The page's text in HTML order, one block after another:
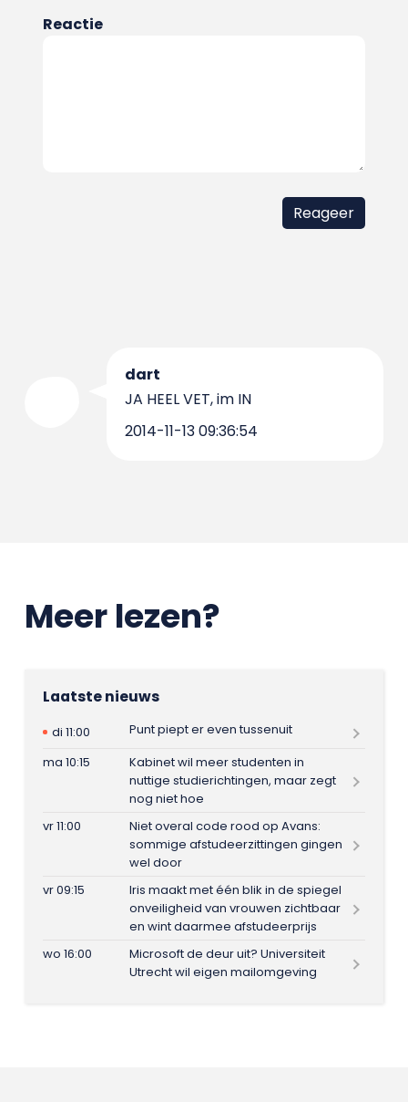
Reactie
dart
JA HEEL VET, im IN
2014-11-13 09:36:54
Meer lezen?
Laatste nieuws
di 11:00
Punt piept er even tussenuit
ma 10:15
Kabinet wil meer studenten in
nuttige studierichtingen, maar zegt
nog niet hoe
vr 11:00
Niet overal code rood op Avans:
sommige afstudeerzittingen gingen
wel door
vr 09:15
Iris maakt met één blik in de spiegel
onveiligheid van vrouwen zichtbaar
en wint daarmee afstudeerprijs
wo 16:00
Microsoft de deur uit? Universiteit
Utrecht wil eigen mailomgeving